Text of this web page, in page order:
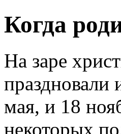
Когда
На заре
праздновали
мая, и 18
некоторых